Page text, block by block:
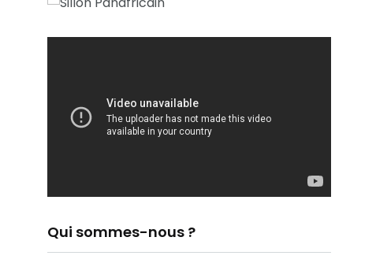
Qui sommes-nous ?